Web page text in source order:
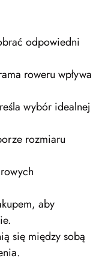
odpowiedni
roweru wpływa
wybór idealnej
rozmiaru
aby
się między sobą